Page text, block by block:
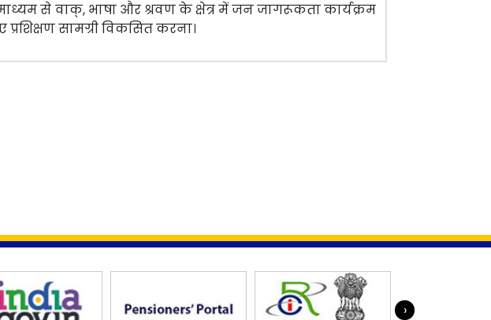
से वाक्, भाषा और श्रवण के क्षेत्र में जन जागरूकता कार्यक्रम
सामग्री विकसित करना।
›